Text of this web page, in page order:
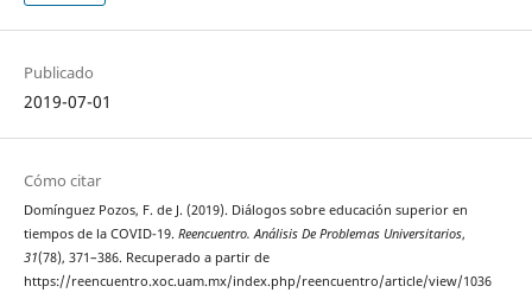
Publicado
2019-07-01
Cómo citar
Domínguez Pozos, F. de J. (2019). Diálogos sobre educación superior en
tiempos de la COVID-19. Reencuentro. Análisis De Problemas Universitarios,
31(78), 371–386. Recuperado a partir de
https://reencuentro.xoc.uam.mx/index.php/reencuentro/article/view/1036